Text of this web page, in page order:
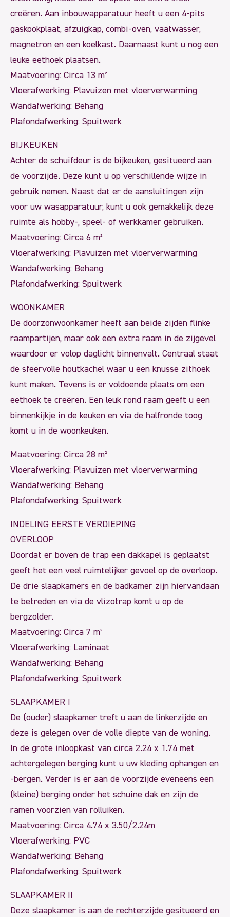
creëren. Aan inbouwapparatuur heeft u een 4-pits
gaskookplaat, afzuigkap, combi-oven, vaatwasser,
magnetron en een koelkast. Daarnaast kunt u nog een
leuke eethoek plaatsen.
Maatvoering: Circa 13 m²
Vloerafwerking: Plavuizen met vloerverwarming
Wandafwerking: Behang
Plafondafwerking: Spuitwerk
BIJKEUKEN
Achter de schuifdeur is de bijkeuken, gesitueerd aan
de voorzijde. Deze kunt u op verschillende wijze in
gebruik nemen. Naast dat er de aansluitingen zijn
voor uw wasapparatuur, kunt u ook gemakkelijk deze
ruimte als hobby-, speel- of werkkamer gebruiken.
Maatvoering: Circa 6 m²
Vloerafwerking: Plavuizen met vloerverwarming
Wandafwerking: Behang
Plafondafwerking: Spuitwerk
WOONKAMER
De doorzonwoonkamer heeft aan beide zijden flinke
raampartijen, maar ook een extra raam in de zijgevel
waardoor er volop daglicht binnenvalt. Centraal staat
de sfeervolle houtkachel waar u een knusse zithoek
kunt maken. Tevens is er voldoende plaats om een
eethoek te creëren. Een leuk rond raam geeft u een
binnenkijkje in de keuken en via de halfronde toog
komt u in de woonkeuken.
Maatvoering: Circa 28 m²
Vloerafwerking: Plavuizen met vloerverwarming
Wandafwerking: Behang
Plafondafwerking: Spuitwerk
INDELING EERSTE VERDIEPING
OVERLOOP
Doordat er boven de trap een dakkapel is geplaatst
geeft het een veel ruimtelijker gevoel op de overloop.
De drie slaapkamers en de badkamer zijn hiervandaan
te betreden en via de vlizotrap komt u op de
bergzolder.
Maatvoering: Circa 7 m²
Vloerafwerking: Laminaat
Wandafwerking: Behang
Plafondafwerking: Spuitwerk
SLAAPKAMER I
De (ouder) slaapkamer treft u aan de linkerzijde en
deze is gelegen over de volle diepte van de woning.
In de grote inloopkast van circa 2.24 x 1.74 met
achtergelegen berging kunt u uw kleding ophangen en
-bergen. Verder is er aan de voorzijde eveneens een
(kleine) berging onder het schuine dak en zijn de
ramen voorzien van rolluiken.
Maatvoering: Circa 4.74 x 3.50/2.24m
Vloerafwerking: PVC
Wandafwerking: Behang
Plafondafwerking: Spuitwerk
SLAAPKAMER II
Deze slaapkamer is aan de rechterzijde gesitueerd en